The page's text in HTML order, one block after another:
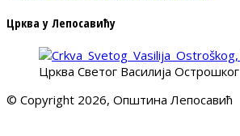
Црква у Лепосавићу
Црква Светог Василија Острошког
© Copyright 2026, Општина Лепосавић